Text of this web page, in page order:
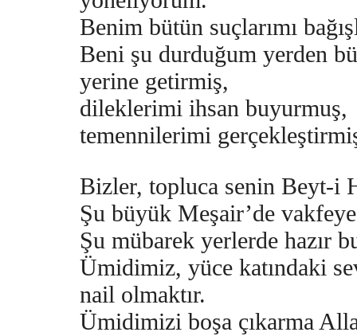
Benim bütün suçlarımı
Beni şu durduğum yerden
yerine getirmiş,
dileklerimi ihsan buyurmuş,
temennilerimi
Bizler, topluca senin Beyt-i
Şu büyük Meşair’de
Şu mübarek yerlerde hazır
Ümidimiz, yüce katındaki
nail olmaktır.
Ümidimizi boşa çıkarma